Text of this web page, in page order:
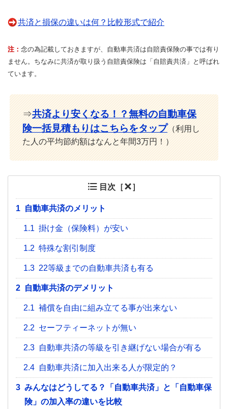
共済と損保の違いは何？比較形式で紹介
注： 念の為記載しておきますが、自動車共済は自賠責保険の事では有り
ません。ちなみに共済が取り扱う自賠責保険は「自賠責共済」と呼ばれ
ています。
⇒共済より安くなる！？無料の自動車保
険一括見積もりはこちらをタップ （利用し
た人の平均節約額はなんと年間3万円！）
目次［ ］
1 自動車共済のメリット
1.1 掛け金（保険料）が安い
1.2 特殊な割引制度
1.3 22等級までの自動車共済も有る
2 自動車共済のデメリット
2.1 補償を自由に組み立てる事が出来ない
2.2 セーフティーネットが無い
2.3 自動車共済の等級を引き継げない場合が有る
2.4 自動車共済に加入出来る人が限定的？
3 みんなはどうしてる？「自動車共済」と「自動車保
険」の加入率の違いを比較